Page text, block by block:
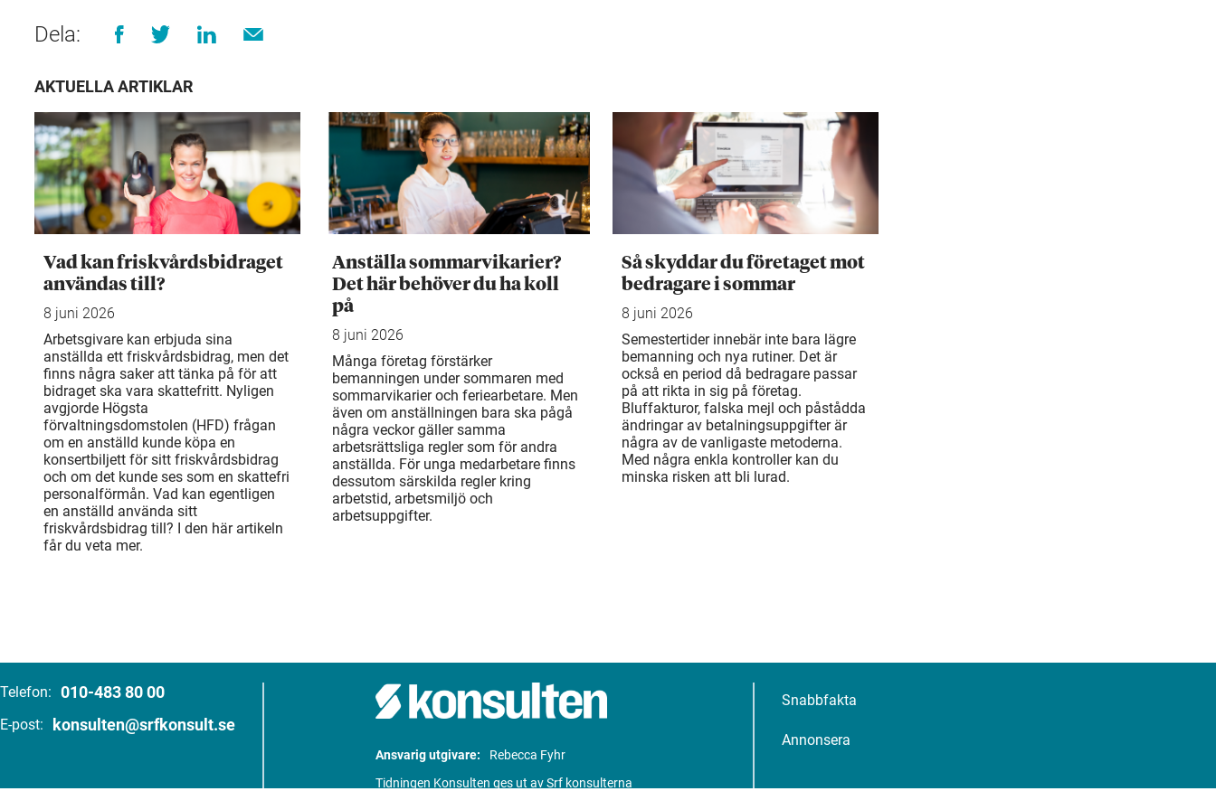
Dela:
AKTUELLA ARTIKLAR
Vad kan friskvårdsbidraget
användas till?
8 juni 2026
Arbetsgivare kan erbjuda sina
anställda ett friskvårdsbidrag, men det
finns några saker att tänka på för att
bidraget ska vara skattefritt. Nyligen
avgjorde Högsta
förvaltningsdomstolen (HFD) frågan
om en anställd kunde köpa en
konsertbiljett för sitt friskvårdsbidrag
och om det kunde ses som en skattefri
personalförmån. Vad kan egentligen
en anställd använda sitt
friskvårdsbidrag till? I den här artikeln
får du veta mer.
Anställa sommarvikarier?
Det här behöver du ha koll
på
8 juni 2026
Många företag förstärker
bemanningen under sommaren med
sommarvikarier och feriearbetare. Men
även om anställningen bara ska pågå
några veckor gäller samma
arbetsrättsliga regler som för andra
anställda. För unga medarbetare finns
dessutom särskilda regler kring
arbetstid, arbetsmiljö och
arbetsuppgifter.
Så skyddar du företaget mot
bedragare i sommar
8 juni 2026
Semestertider innebär inte bara lägre
bemanning och nya rutiner. Det är
också en period då bedragare passar
på att rikta in sig på företag.
Bluffakturor, falska mejl och påstådda
ändringar av betalningsuppgifter är
några av de vanligaste metoderna.
Med några enkla kontroller kan du
minska risken att bli lurad.
Telefon: 010-483 80 00
E-post: konsulten@srfkonsult.se
Ansvarig utgivare:
Rebecca Fyhr
Tidningen Konsulten ges ut av Srf konsulterna
Snabbfakta
Annonsera